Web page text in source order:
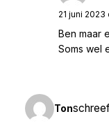
21 juni
Ben maar
Soms wel
Ton